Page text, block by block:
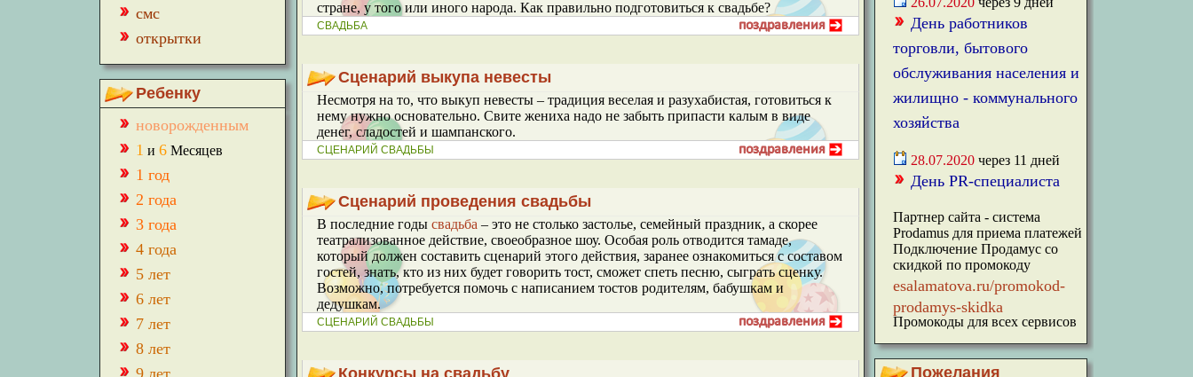
стране, у того или иного народа. Как правильно подготовиться к свадьбе?
СВАДЬБА
Сценарий выкупа невесты
Несмотря на то, что выкуп невесты – традиция веселая и разухабистая, готовиться к
нему нужно основательно. Свите жениха надо не забыть припасти калым в виде
денег, сладостей и шампанского.
СЦЕНАРИЙ СВАДЬБЫ
Сценарий проведения свадьбы
В последние годы свадьба – это не столько застолье, семейный праздник, а скорее
театрализованное действие, своеобразное шоу. Особая роль отводится тамаде,
который должен составить сценарий этого действия, заранее ознакомиться с составом
гостей, знать, кто из них будет говорить тост, сможет спеть песню, сыграть сценку.
Возможно, потребуется помочь с написанием тостов родителям, бабушкам и
дедушкам.
СЦЕНАРИЙ СВАДЬБЫ
Конкурсы на свадьбу
смс
открытки
Ребенку
новорожденным
1 и 6 Месяцев
1 год
2 года
3 года
4 года
5 лет
6 лет
7 лет
8 лет
9 лет
День работников
торговли, бытового
обслуживания населения и
жилищно - коммунального
хозяйства
28.07.2020 через 11 дней
День PR-специалиста
Партнер сайта - система
Prodamus для приема платежей
Подключение Продамус со
скидкой по промокоду
esalamatova.ru/promokod-
prodamys-skidka
Промокоды для всех сервисов
Пожелания